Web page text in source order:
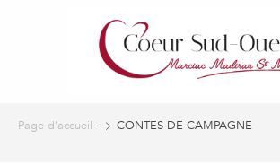
Page d’accueil CONTES DE CAMPAGNE